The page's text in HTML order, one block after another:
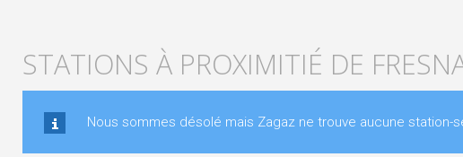
STATIONS À PROXIMITIÉ DE
Nous sommes désolé mais Zagaz ne trouve aucune